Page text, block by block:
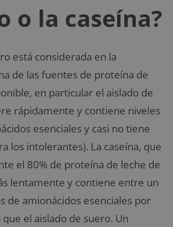
o la caseína?
está considerada en la
de las fuentes de proteína de
en particular el aislado de
rápidamente y contiene niveles
esenciales y casi no tiene
los intolerantes). La caseína, que
el 80% de proteína de leche de
lentamente y contiene entre un
de amionácidos esenciales por
el aislado de suero. Un